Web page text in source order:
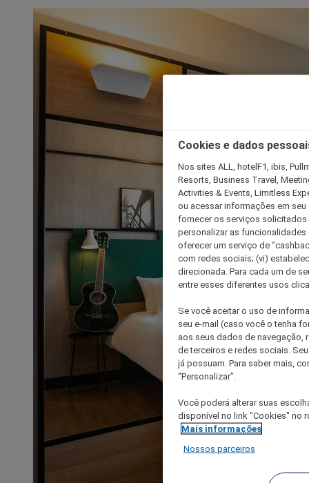
Cookies e dados
Nos sites ALL, hotelF1, ibis,
Resorts, Business Travel,
Activities & Events, Limitless
ou acessar informações em
fornecer os serviços solicitados
personalizar as
oferecer um serviço de
com redes sociais; (vi)
direcionada. Para cada um de
entre esses diferentes usos
Se você aceitar o uso de
seu e-mail (caso você o tenha
aos seus dados de navegação,
de terceiros e redes sociais.
já possuam. Para saber mais,
“Personalizar”.
Você poderá alterar suas
disponível no link "Cookies" no
Mais informações
Nossos parceiros